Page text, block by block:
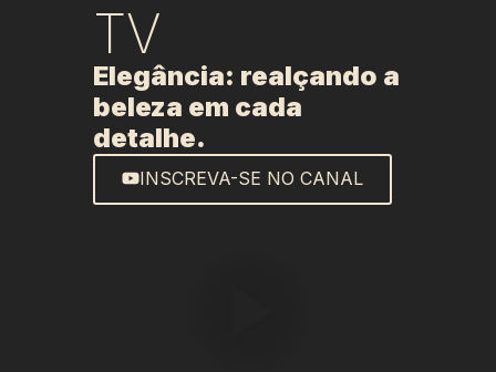
TV
Elegância: realçando a
beleza em cada
detalhe.
INSCREVA-SE NO CANAL